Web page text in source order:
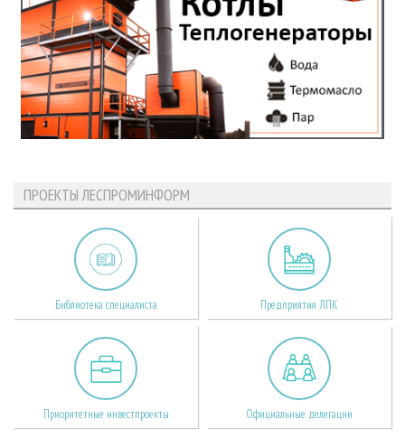
ПРОЕКТЫ ЛЕСПРОМИНФОРМ
Библиотека специалиста Предприятия ЛПК
Приоритетные инвестпроекты Официальные делегации